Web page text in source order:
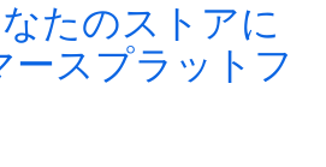
たのストアに
ースプラットフ